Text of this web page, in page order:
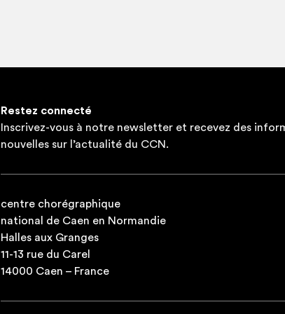
spé­cia­listes en AFCMD qui se
ballons .
Restez connecté
Inscrivez-vous à notre newsletter et recevez des
nouvelles sur l’actualité du CCN.
centre chorégraphique
national de Caen en Normandie
Halles aux Granges
11-13 rue du Carel
14000 Caen – France